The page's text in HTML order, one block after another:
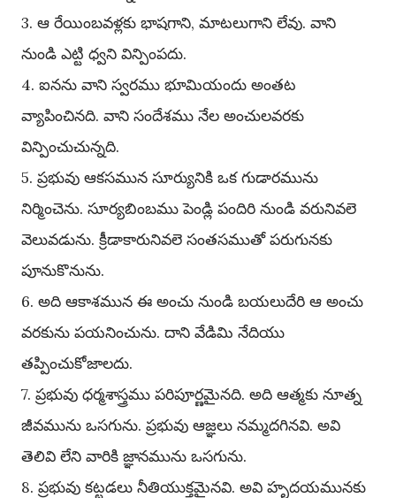
3. ఆ రేయింబవళ్లకు భాషగాని, మాటలుగాని లేవు. వాని
నుండి ఎట్టి ధ్వని విన్పింపదు.
4. ఐనను వాని స్వరము భూమియందు అంతట
వ్యాపించినది. వాని సందేశము నేల అంచులవరకు
విన్పించుచున్నది.
5. ప్రభువు ఆకసమున సూర్యునికి ఒక గుడారమును
నిర్మించెను. సూర్యబింబము పెండ్లి పందిరి నుండి వరునివలె
వెలువడును. క్రీడాకారునివలె సంతసముతో పరుగునకు
పూనుకొనును.
6. అది ఆకాశమున ఈ అంచు నుండి బయలుదేరి ఆ అంచు
వరకును పయనించును. దాని వేడిమి నేదియు
తప్పించుకోజాలదు.
7. ప్రభువు ధర్మశాస్త్రము పరిపూర్ణమైనది. అది ఆత్మకు నూత్న
జీవమును ఒసగును. ప్రభువు ఆజ్ఞలు నమ్మదగినవి. అవి
తెలివి లేని వారికి జ్ఞానమును ఒసగును.
8. ప్రభువు కట్టడలు నీతియుక్తమైనవి. అవి హృదయమునకు